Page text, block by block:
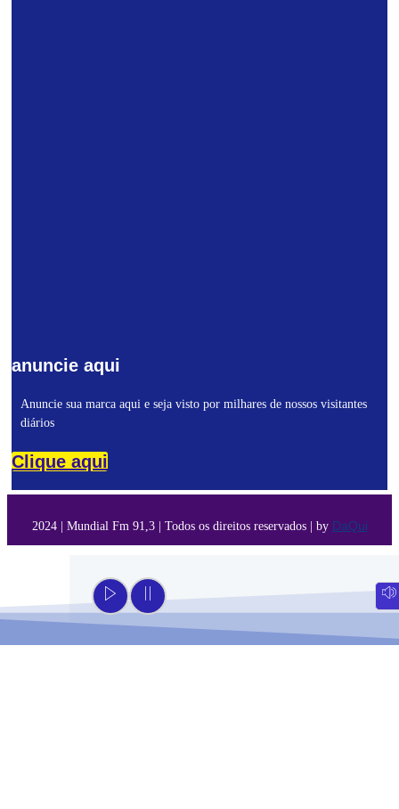
anuncie aqui
Anuncie sua marca aqui e seja visto por milhares de nossos visitantes
diários
Clique aqui
2024 | Mundial Fm 91,3 | Todos os direitos reservados | by DaQui